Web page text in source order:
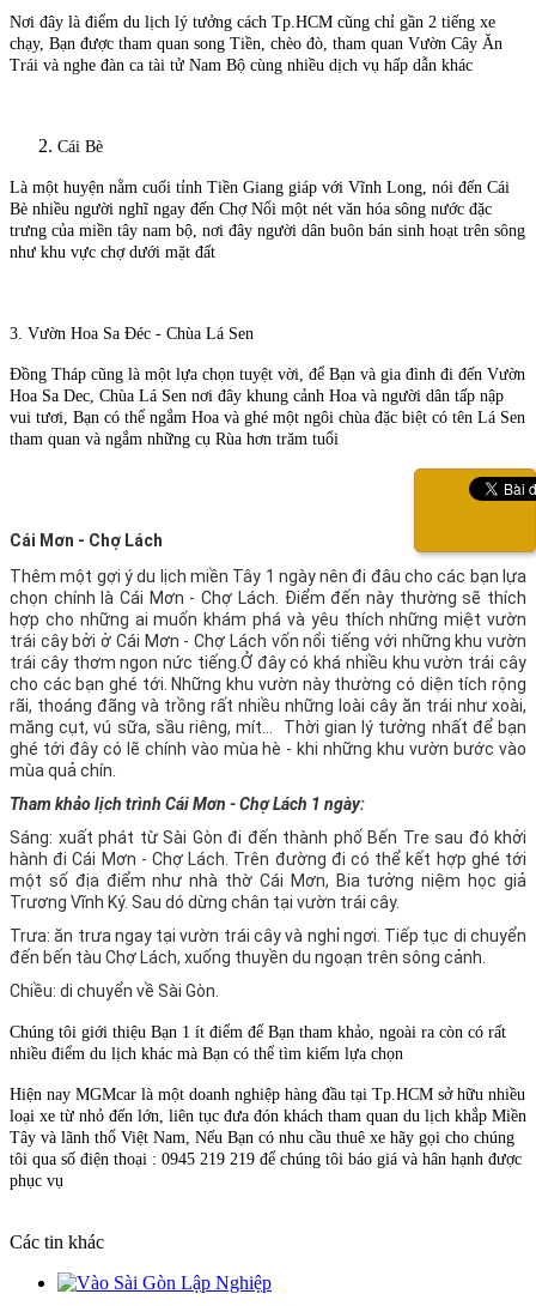
Nơi đây là điểm du lịch lý tưởng cách Tp.HCM cũng chỉ gần 2 tiếng xe
chạy, Bạn được tham quan song Tiền, chèo đò, tham quan Vườn Cây Ăn
Trái và nghe đàn ca tài tử Nam Bộ cùng nhiều dịch vụ hấp dẫn khác
Cái Bè
Là một huyện nằm cuối tỉnh Tiền Giang giáp với Vĩnh Long, nói đến Cái
Bè nhiều người nghĩ ngay đến Chợ Nổi một nét văn hóa sông nước đặc
trưng của miền tây nam bộ, nơi đây người dân buôn bán sinh hoạt trên sông
như khu vực chợ dưới mặt đất
3. Vườn Hoa Sa Đéc - Chùa Lá Sen
Đồng Tháp cũng là một lựa chọn tuyệt vời, để Bạn và gia đình đi đến Vườn
Hoa Sa Dec, Chùa Lá Sen nơi đây khung cảnh Hoa và người dân tấp nập
vui tươi, Bạn có thể ngắm Hoa và ghé một ngôi chùa đặc biệt có tên Lá Sen
tham quan và ngắm những cụ Rùa hơn trăm tuổi
Cái Mơn - Chợ Lách
Thêm một gợi ý du lịch miền Tây 1 ngày nên đi đâu cho các bạn lựa
chọn chính là Cái Mơn - Chợ Lách. Điểm đến này thường sẽ thích
hợp cho những ai muốn khám phá và yêu thích những miệt vườn
trái cây bởi ở Cái Mơn - Chợ Lách vốn nổi tiếng với những khu vườn
trái cây thơm ngon nức tiếng.Ở đây có khá nhiều khu vườn trái cây
cho các bạn ghé tới. Những khu vườn này thường có diện tích rộng
rãi, thoáng đãng và trồng rất nhiều những loài cây ăn trái như xoài,
măng cụt, vú sữa, sầu riêng, mít... Thời gian lý tưởng nhất để bạn
ghé tới đây có lẽ chính vào mùa hè - khi những khu vườn bước vào
mùa quả chín.
Tham khảo lịch trình Cái Mơn - Chợ Lách 1 ngày:
Sáng: xuất phát từ Sài Gòn đi đến thành phố Bến Tre sau đó khởi
hành đi Cái Mơn - Chợ Lách. Trên đường đi có thể kết hợp ghé tới
một số địa điểm như nhà thờ Cái Mơn, Bia tưởng niệm học giả
Trương Vĩnh Ký. Sau dó dừng chân tại vườn trái cây.
Trưa: ăn trưa ngay tại vườn trái cây và nghỉ ngơi. Tiếp tục di chuyển
đến bến tàu Chợ Lách, xuống thuyền du ngoạn trên sông cảnh.
Chiều: di chuyển về Sài Gòn.
Chúng tôi giới thiệu Bạn 1 ít điểm để Bạn tham khảo, ngoài ra còn có rất
nhiều điểm du lịch khác mà Bạn có thể tìm kiếm lựa chọn
Hiện nay MGMcar là một doanh nghiệp hàng đầu tại Tp.HCM sở hữu nhiều
loại xe từ nhỏ đến lớn, liên tục đưa đón khách tham quan du lịch khắp Miền
Tây và lãnh thổ Việt Nam, Nếu Bạn có nhu cầu thuê xe hãy gọi cho chúng
tôi qua số điện thoại : 0945 219 219 để chúng tôi báo giá và hân hạnh được
phục vụ
Các tin khác